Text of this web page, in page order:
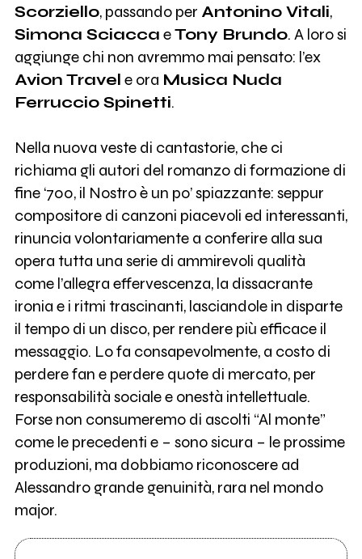
Scorziello, passando per Antonino Vitali,
Simona Sciacca eTony Brundo. A loro si
aggiunge chi non avremmo mai pensato: l’ex
Avion Travel e ora Musica Nuda
Ferruccio Spinetti.
Nella nuova veste di cantastorie, che ci
richiama gli autori del romanzo di formazione di
fine ‘700, il Nostro è un po’ spiazzante: seppur
compositore di canzoni piacevoli ed interessanti,
rinuncia volontariamente a conferire alla sua
opera tutta una serie di ammirevoli qualità
come l’allegra effervescenza, la dissacrante
ironia e i ritmi trascinanti, lasciandole in disparte
il tempo di un disco, per rendere più efficace il
messaggio. Lo fa consapevolmente, a costo di
perdere fan e perdere quote di mercato, per
responsabilità sociale e onestà intellettuale.
Forse non consumeremo di ascolti “Al monte”
come le precedenti e – sono sicura – le prossime
produzioni, ma dobbiamo riconoscere ad
Alessandro grande genuinità, rara nel mondo
major.